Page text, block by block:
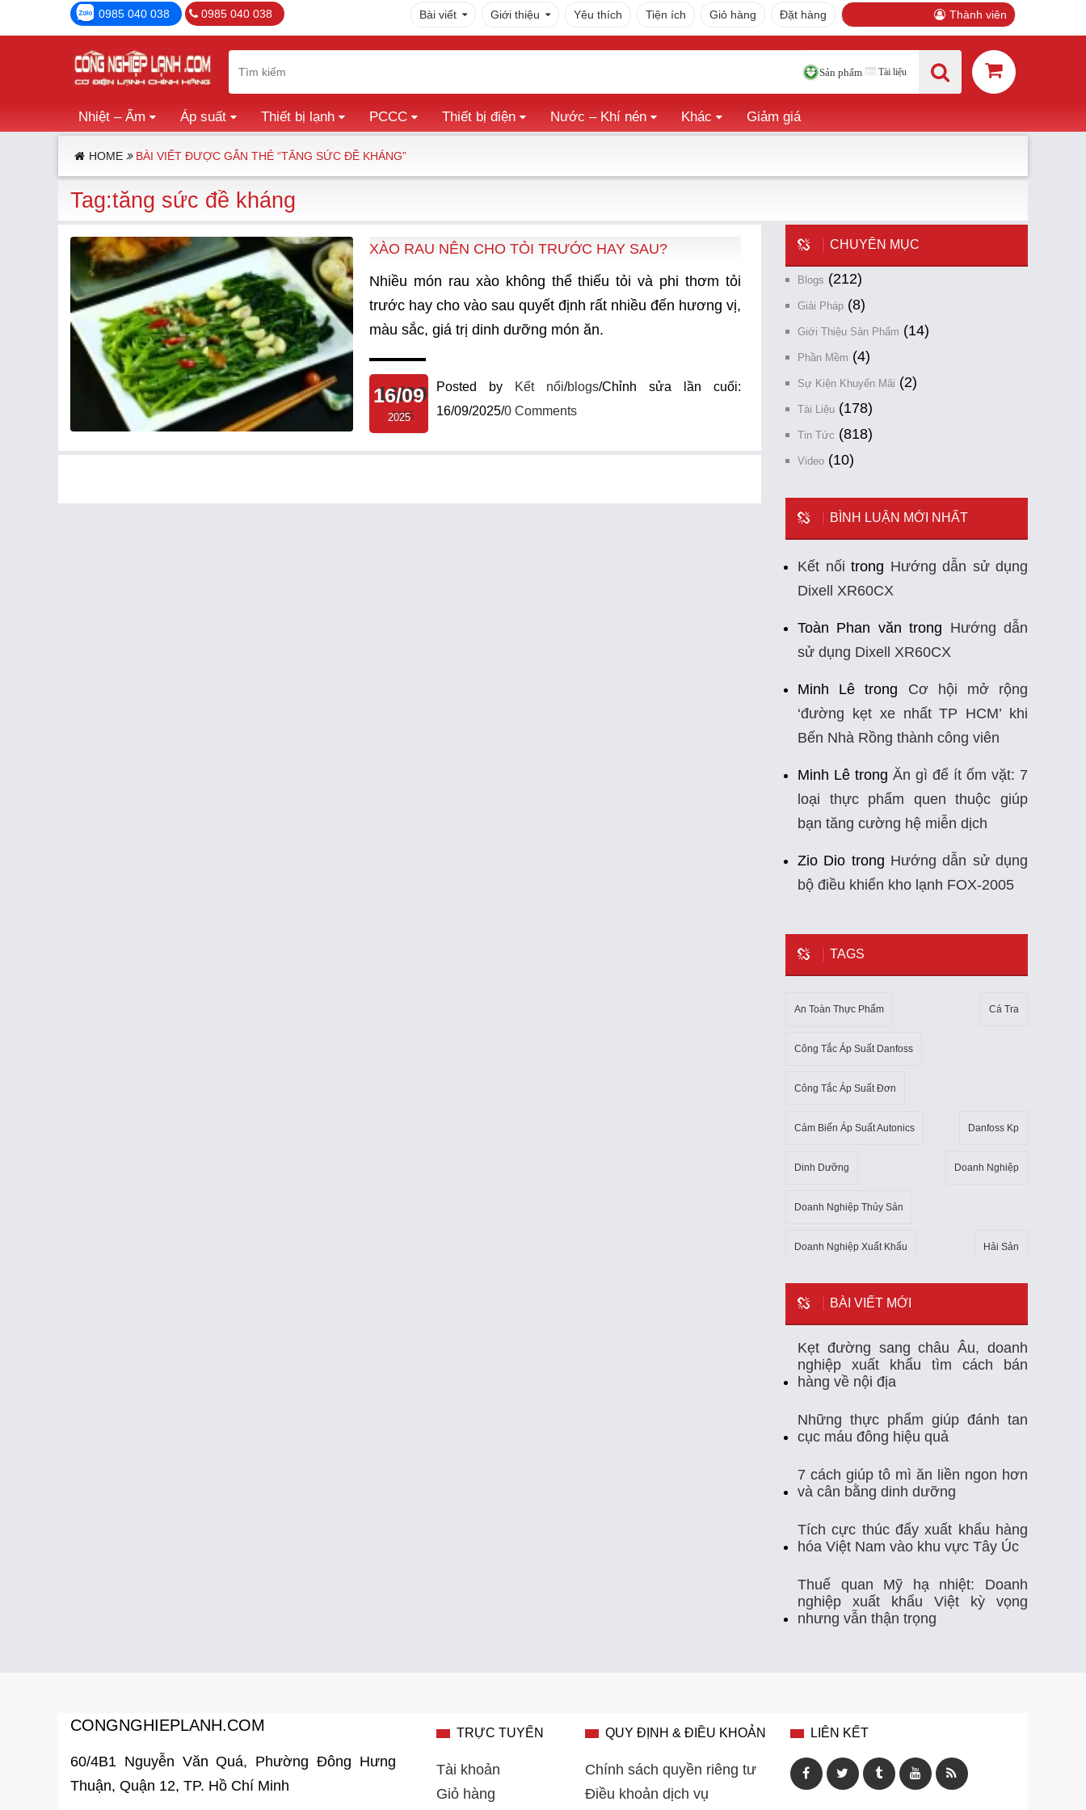
0985 040 038 0985 040 038 Bài viết Giới thiệu Yêu thích Tiện ích Giỏ hàng Đặt hàng Thành viên
Sản phẩm Tài liệu
Nhiệt – Ẩm Áp suất Thiết bị lạnh PCCC Thiết bị điện Nước – Khí nén Khác Giảm giá
HOME BÀI VIẾT ĐƯỢC GẮN THẺ “TĂNG SỨC ĐỀ KHÁNG”
Tag:tăng sức đề kháng
XÀO RAU NÊN CHO TỎI TRƯỚC HAY SAU?
Nhiều món rau xào không thể thiếu tỏi và phi thơm tỏi
trước hay cho vào sau quyết định rất nhiều đến hương vị,
màu sắc, giá trị dinh dưỡng món ăn.
16/09
2025
Posted by Kết nối/blogs/Chỉnh sửa lần cuối:
16/09/2025/0 Comments
CHUYÊN MỤC
Blogs (212)
Giải Pháp (8)
Giới Thiệu Sản Phẩm (14)
Phần Mềm (4)
Sự Kiện Khuyến Mãi (2)
Tài Liệu (178)
Tin Tức (818)
Video (10)
BÌNH LUẬN MỚI NHẤT
Kết nối trong Hướng dẫn sử dụng
Dixell XR60CX
Toàn Phan văn trong Hướng dẫn
sử dụng Dixell XR60CX
Minh Lê trong Cơ hội mở rộng
‘đường kẹt xe nhất TP HCM’ khi
Bến Nhà Rồng thành công viên
Minh Lê trong Ăn gì để ít ốm vặt: 7
loại thực phẩm quen thuộc giúp
bạn tăng cường hệ miễn dịch
Zio Dio trong Hướng dẫn sử dụng
bộ điều khiển kho lạnh FOX-2005
TAGS
An Toàn Thực Phẩm Cá Tra
Công Tắc Áp Suất Danfoss
Công Tắc Áp Suất Đơn
Cảm Biến Áp Suất Autonics Danfoss Kp
Dinh Dưỡng Doanh Nghiệp
Doanh Nghiệp Thủy Sản
Doanh Nghiệp Xuất Khẩu Hải Sản
Kho Lạnh Kim Ngạch Xuất Khẩu Mẹo
Mỹ Ngành Thủy Sản Nhiệt Kế Tự Ghi
Nhập Khẩu Nuôi Trồng Thủy Sản
Tempmate-M1 Theo Dõi Nhiệt Độ
Thị Trường Xuất Khẩu Thủy Sản
Thủy Sản Việt Nam Thủy Sản Xuất Khẩu
Tự Ghi Nhiệt Độ Vasep Việt Nam
Xuất Khẩu Thuỷ Sản Việt Nam
BÀI VIẾT MỚI
Kẹt đường sang châu Âu, doanh
nghiệp xuất khẩu tìm cách bán
hàng về nội địa
Những thực phẩm giúp đánh tan
cục máu đông hiệu quả
7 cách giúp tô mì ăn liền ngon hơn
và cân bằng dinh dưỡng
Tích cực thúc đẩy xuất khẩu hàng
hóa Việt Nam vào khu vực Tây Úc
Thuế quan Mỹ hạ nhiệt: Doanh
nghiệp xuất khẩu Việt kỳ vọng
nhưng vẫn thận trọng
CONGNGHIEPLANH.COM
60/4B1 Nguyễn Văn Quá, Phường Đông Hưng
Thuận, Quận 12, TP. Hồ Chí Minh
TRỰC TUYẾN
Tài khoản
Giỏ hàng
QUY ĐỊNH & ĐIỀU KHOẢN
Chính sách quyền riêng tư
Điều khoản dịch vụ
LIÊN KẾT